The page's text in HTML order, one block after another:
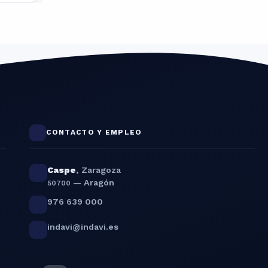
CONTACTO Y EMPLEO
Caspe, Zaragoza
50700 — Aragón
976 639 000
indavi@indavi.es